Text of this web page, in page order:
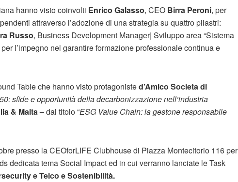
hanno visto coinvolti Enrico Galasso, CEO Birra Peroni, per
attraverso l’adozione di una strategia su quattro pilastri:
Russo, Business Development Manager| Sviluppo area “Sistema
per l’impegno nel garantire formazione professionale continua e
Table che hanno visto protagonisted’Amico Societa di
sfide e opportunità della decarbonizzazione nell’industria
& Malta –dal titolo “ESG Value Chain: la gestone responsabile
presso la CEOforLIFE Clubhouse di Piazza Montecitorio 116 per
dedicata tema Social Impact ed in cui verranno lanciate le Task
e Telco e Sostenibilità.